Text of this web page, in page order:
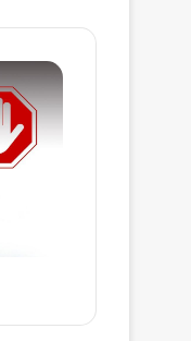
العنف
الأسري
ضرب
الزوجة